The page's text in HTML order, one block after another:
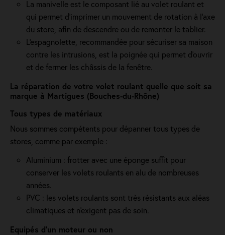
La manivelle est le composant lié au volet roulant et
qui permet d’imprimer un mouvement de rotation à l’axe
du store, afin de descendre ou de remonter le tablier.
L'espagnolette, recommandée pour sécuriser sa maison
contre les intrusions, est la poignée qui permet d'ouvrir
et de fermer les châssis de la fenêtre.
La réparation de votre volet roulant quelle que soit sa
marque à Martigues (Bouches-du-Rhône)
Tous types de matériaux
Nous sommes compétents pour dépanner tous types de
stores, comme par exemple :
Aluminium : frotter avec une éponge suffit pour
conserver les volets roulants en alu de nombreuses
années.
PVC : les volets roulants sont très résistants aux aléas
climatiques et n'exigent pas de soin.
Equipés d'un moteur ou non